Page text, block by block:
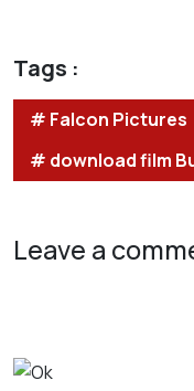
Tags :
# Falcon Pictures
# download film
Leave a